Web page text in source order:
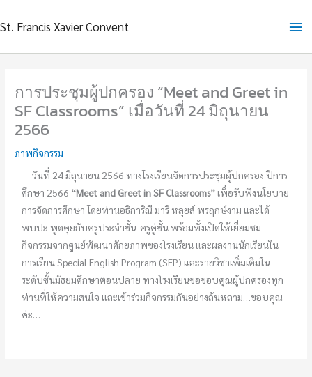
to
St. Francis Xavier Convent
การประชุมผู้ปกครอง “Meet and Greet in
SF Classrooms” เมื่อวันที่ 24 มิถุนายน
2566
ภาพกิจกรรม
วันที่ 24 มิถุนายน 2566 ทางโรงเรียนจัดการประชุมผู้ปกครอง ปีการ
ศึกษา 2566 “Meet and Greet in SF Classrooms” เพื่อรับฟังนโยบาย
การจัดการศึกษา โดยท่านอธิการิณี มารี หลุยส์ พรฤกษ์งาม และได้
พบปะ พูดคุยกับครูประจำชั้น-ครูคู่ชั้น พร้อมทั้งเปิดให้เยี่ยมชม
กิจกรรมจากศูนย์พัฒนาศักยภาพของโรงเรียน และผลงานนักเรียนใน
การเรียน Special English Program (SEP) และรายวิชาเพิ่มเติมใน
ระดับชั้นมัธยมศึกษาตอนปลาย ทางโรงเรียนขอขอบคุณผู้ปกครองทุก
ท่านที่ให้ความสนใจ และเข้าร่วมกิจกรรมกันอย่างล้นหลาม…ขอบคุณ
ค่ะ…